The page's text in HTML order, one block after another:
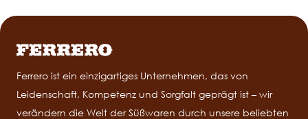
Ferrero ist ein einzigartiges Unternehmen, das von
Leidenschaft, Kompetenz und Sorgfalt geprägt ist – wir
verändern die Welt der Süßwaren durch unsere beliebten